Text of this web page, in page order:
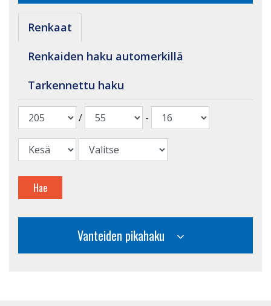
Renkaat
Renkaiden haku automerkillä
Tarkennettu haku
/ -
Hae
Vanteiden pikahaku